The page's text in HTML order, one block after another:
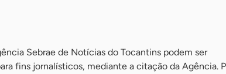
Sebrae de Notícias do Tocantins podem ser
fins jornalísticos, mediante a citação da Agência.